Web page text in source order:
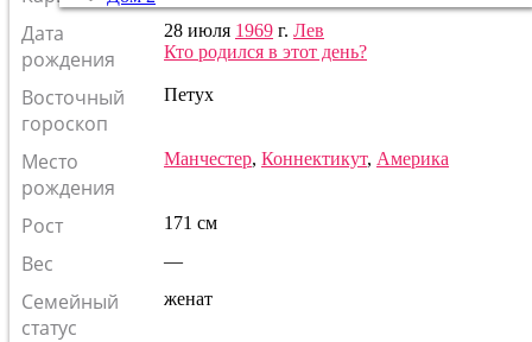
Дата
рождения
28 июля 1969 г. Лев
Кто родился в этот день?
Восточный
гороскоп
Петух
Место
рождения
Манчестер, Коннектикут, Америка
Рост 171 см
Вес —
Семейный
статус
женат